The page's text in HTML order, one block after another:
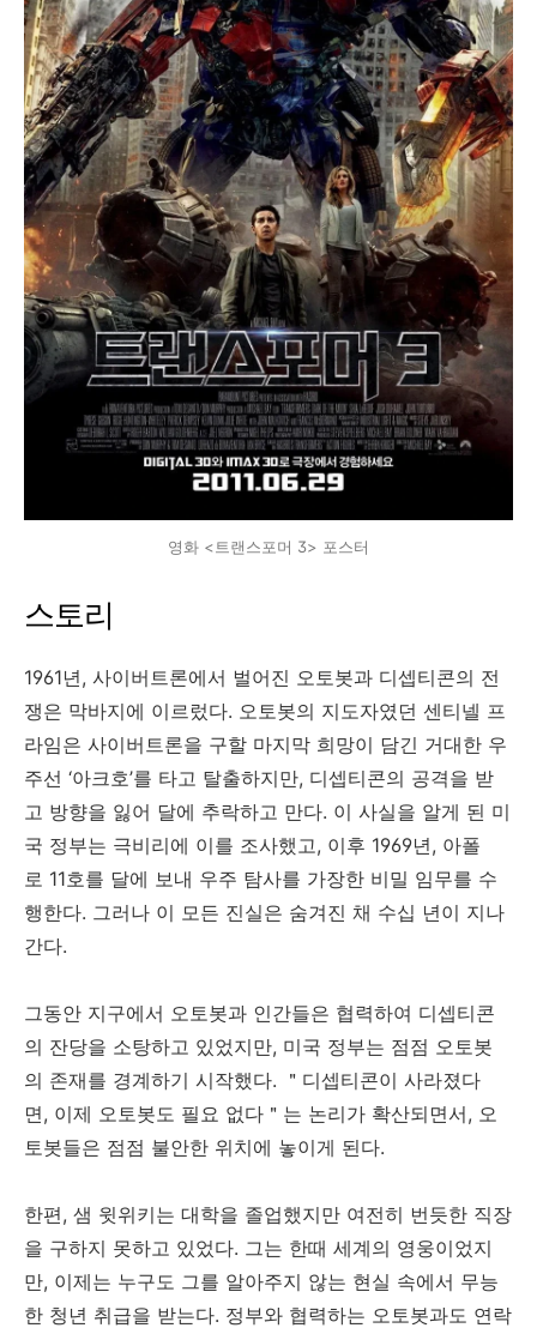
영화 <트랜스포머 3> 포스터
스토리
1961년, 사이버트론에서 벌어진 오토봇과 디셉티콘의 전
쟁은 막바지에 이르렀다. 오토봇의 지도자였던 센티넬 프
라임은 사이버트론을 구할 마지막 희망이 담긴 거대한 우
주선 ‘아크호’를 타고 탈출하지만, 디셉티콘의 공격을 받
고 방향을 잃어 달에 추락하고 만다. 이 사실을 알게 된 미
국 정부는 극비리에 이를 조사했고, 이후 1969년, 아폴
로 11호를 달에 보내 우주 탐사를 가장한 비밀 임무를 수
행한다. 그러나 이 모든 진실은 숨겨진 채 수십 년이 지나
간다.
그동안 지구에서 오토봇과 인간들은 협력하여 디셉티콘
의 잔당을 소탕하고 있었지만, 미국 정부는 점점 오토봇
의 존재를 경계하기 시작했다. ＂디셉티콘이 사라졌다
면, 이제 오토봇도 필요 없다＂는 논리가 확산되면서, 오
토봇들은 점점 불안한 위치에 놓이게 된다.
한편, 샘 윗위키는 대학을 졸업했지만 여전히 번듯한 직장
을 구하지 못하고 있었다. 그는 한때 세계의 영웅이었지
만, 이제는 누구도 그를 알아주지 않는 현실 속에서 무능
한 청년 취급을 받는다. 정부와 협력하는 오토봇과도 연락